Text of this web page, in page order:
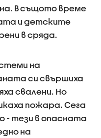
В същото време
и детските
в сряда.
на
си свършиха
свалени. Но
пожара. Сега
- тези в опасната
на